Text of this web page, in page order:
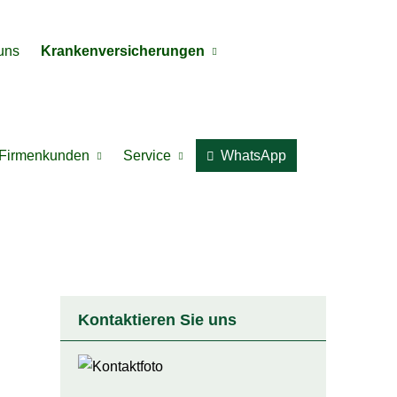
Kranken­ver­si­che­rungen
Service WhatsApp
Kontaktieren Sie uns